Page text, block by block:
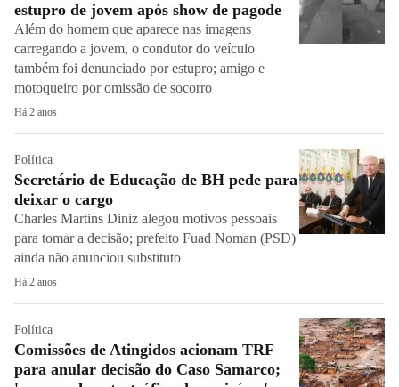
estupro de jovem após show de pagode
Além do homem que aparece nas imagens
carregando a jovem, o condutor do veículo
também foi denunciado por estupro; amigo e
motoqueiro por omissão de socorro
Há 2 anos
Política
Secretário de Educação de BH pede para
deixar o cargo
Charles Martins Diniz alegou motivos pessoais
para tomar a decisão; prefeito Fuad Noman (PSD)
ainda não anunciou substituto
Há 2 anos
Política
Comissões de Atingidos acionam TRF
para anular decisão do Caso Samarco;